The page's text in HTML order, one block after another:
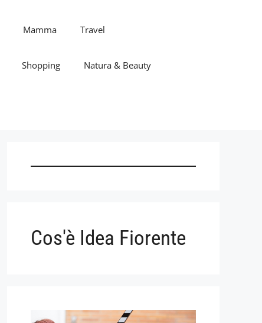
Mamma Travel
Shopping Natura & Beauty
Cos'è Idea Fiorente